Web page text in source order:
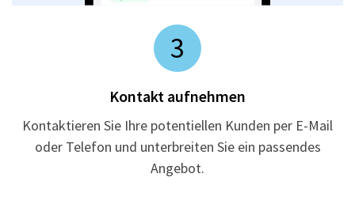
3
Kontakt aufnehmen
Kontaktieren Sie Ihre potentiellen Kunden per E-Mail
oder Telefon und unterbreiten Sie ein passendes
Angebot.